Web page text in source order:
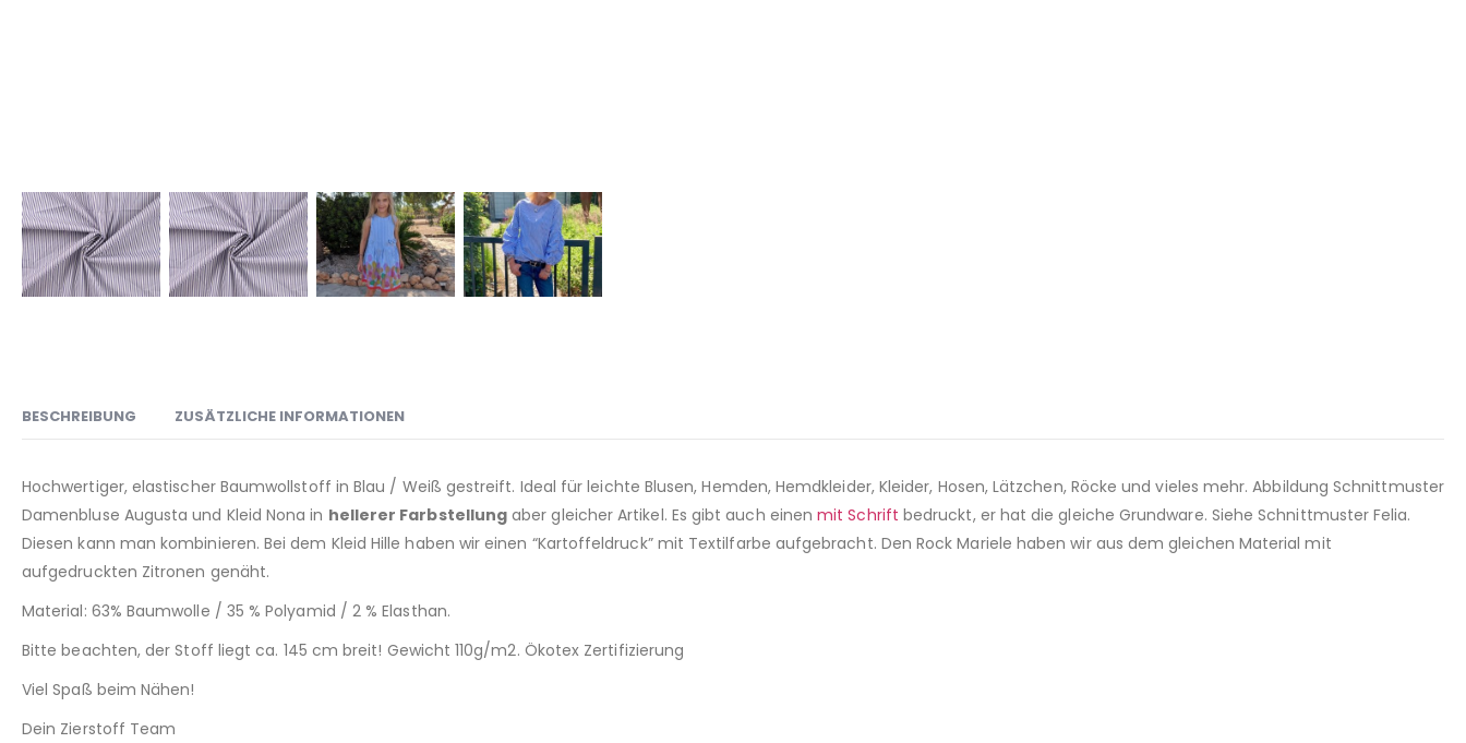
BESCHREIBUNG ZUSÄTZLICHE INFORMATIONEN
Hochwertiger, elastischer Baumwollstoff in Blau / Weiß gestreift. Ideal für leichte Blusen, Hemden, Hemdkleider, Kleider, Hosen, Lätzchen, Röcke und vieles mehr. Abbildung Schnittmuster
Damenbluse Augusta und Kleid Nona in hellerer Farbstellung aber gleicher Artikel. Es gibt auch einenmit Schrift bedruckt, er hat die gleiche Grundware. Siehe Schnittmuster Felia.
Diesen kann man kombinieren. Bei dem Kleid Hille haben wir einen “Kartoffeldruck” mit Textilfarbe aufgebracht. Den Rock Mariele haben wir aus dem gleichen Material mit
aufgedruckten Zitronen genäht.
Material: 63% Baumwolle / 35 % Polyamid / 2 % Elasthan.
Bitte beachten, der Stoff liegt ca. 145 cm breit! Gewicht 110g/m2. Ökotex Zertifizierung
Viel Spaß beim Nähen!
Dein Zierstoff Team